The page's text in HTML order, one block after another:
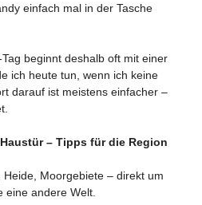
einfach mal in der Tasche
beginnt deshalb oft mit einer
ich heute tun, wenn ich keine
darauf ist meistens einfacher –
– Tipps für die Region
Heide, Moorgebiete – direkt um
eine andere Welt.